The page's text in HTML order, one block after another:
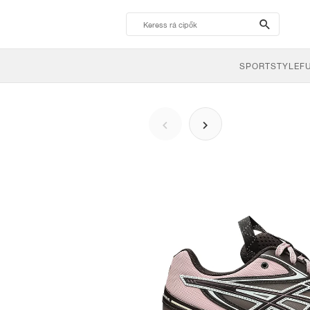
search-
btn
SPORTSTYLE